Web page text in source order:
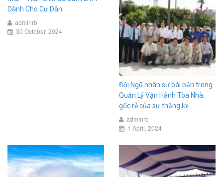
Dành Cho Cư Dân
adminrb
30 October, 2024
Đội Ngũ nhân sự bài bản trong
Quản Lý Vận Hành Tòa Nhà:
gốc rễ của sự thắng lợi
adminrb
1 April, 2024